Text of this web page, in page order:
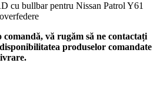
cu bullbar pentru Nissan Patrol Y61
comandă, vă rugăm să ne contactați
produselor comandate